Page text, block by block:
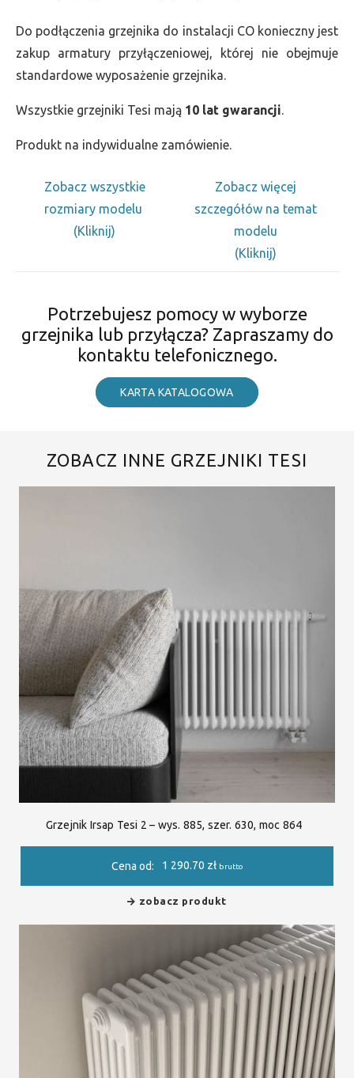
Do podłączenia grzejnika do instalacji CO konieczny jest
zakup armatury przyłączeniowej, której nie obejmuje
standardowe wyposażenie grzejnika.
Wszystkie grzejniki Tesi mają 10 lat gwarancji.
Produkt na indywidualne zamówienie.
Zobacz wszystkie
rozmiary modelu
(Kliknij)
Zobacz więcej
szczegółów na temat
modelu
(Kliknij)
Potrzebujesz pomocy w wyborze
grzejnika lub przyłącza? Zapraszamy do
kontaktu telefonicznego.
KARTA KATALOGOWA
ZOBACZ INNE GRZEJNIKI TESI
Grzejnik Irsap Tesi 2 – wys. 885, szer. 630, moc 864
Cena od: 1 290.70 zł brutto
zobacz produkt